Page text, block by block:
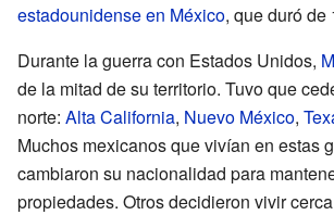
estadounidense en México, que duró de
Durante la guerra con Estados Unidos,
de la mitad de su territorio. Tuvo que
norte: Alta California, Nuevo México,
Muchos mexicanos que vivían en estas
cambiaron su nacionalidad para
propiedades. Otros decidieron vivir